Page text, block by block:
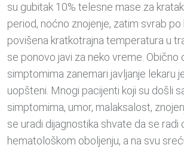
su gubitak 10% telesne mase za
period, noćno znojenje, zatim svrab po
povišena kratkotrajna temperatura u
se ponovo javi za neko vreme. Obično
simptomima zanemari javljanje lekaru
uopšteni. Mnogi pacijenti koji su došli
simptomima, umor, malaksalost,
se uradi dijagnostika shvate da se radi
hematološkom oboljenju, a na svu